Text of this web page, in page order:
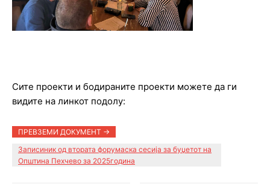
Сите проекти и бодираните проекти можете да ги
видите на линкот подолу:
ПРЕВЗЕМИ ДОКУМЕНТ ->
Записиник од втората форумаска сесија за буџетот на
Општина Пехчево за 2025година